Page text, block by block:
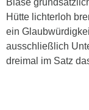
Hütte lichterloh
ein
ausschließlich
dreimal im Satz